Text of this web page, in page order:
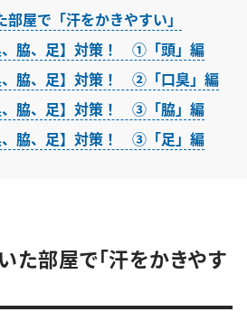
屋で「汗をかきやすい」
、脇、足】対策！ ①「頭」編
、脇、足】対策！ ②「口臭」編
、脇、足】対策！ ③「脇」編
、脇、足】対策！ ③「足」編
た部屋で「汗をかきやす